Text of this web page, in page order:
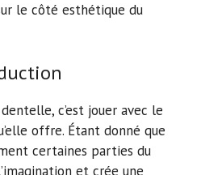
le côté esthétique du
c’est jouer avec le
offre. Étant donné que
certaines parties du
et crée une